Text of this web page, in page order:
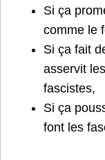
Si ça
comme le
Si ça fait
asservit
fascistes,
Si ça
font les